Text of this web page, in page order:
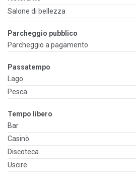
Salone di bellezza
Parcheggio pubblico
Parcheggio a pagamento
Passatempo
Lago
Pesca
Tempo libero
Bar
Casinò
Discoteca
Uscire